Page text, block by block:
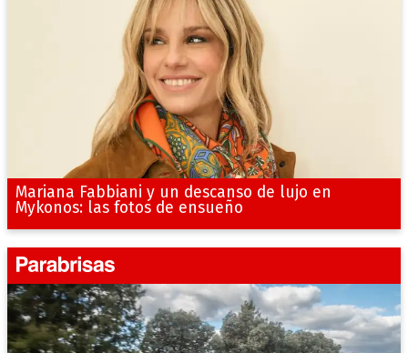
Mariana Fabbiani y un descanso de lujo en
Mykonos: las fotos de ensueño